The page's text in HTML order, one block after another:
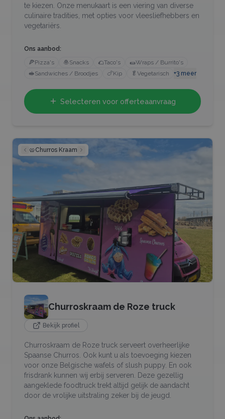
te kiezen. Onze menukaart is een viering van diverse
culinaire tradities, met opties voor vleesliefhebbers en
vegetariërs.
Ons aanbod:
🍕Pizza's 🧆Snacks 🌮Taco's 🌯Wraps / Burrito's
🥪Sandwiches / Broodjes 🍗Kip 🥬 Vegetarisch +3 meer
Selecteren voor offerteaanvraag
🥨Churros Kraam
Churroskraam de Roze truck
Bekijk profiel
Churroskraam de Roze truck serveert overheerlijke
Spaanse Churros. Ook kunt u als toevoeging kiezen
voor onze Belgische wafels of slush puppy. En ook
frisdrank kunnen wij erbij serveren. Deze gezellig
aangeklede foodtruck trekt altijd gelijk de aandacht
door de vrolijke uitstraling zeker bij de jeugd.